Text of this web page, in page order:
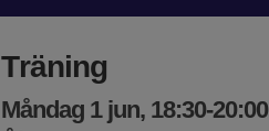
Träning
Måndag 1 jun, 18:30-20:00